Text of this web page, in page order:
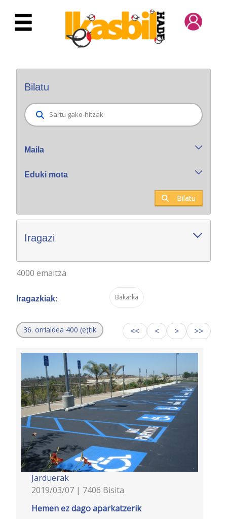
Eduki nagusira joan
Bilatu
Maila
Eduki mota
Bilatu
Iragazi
4000 emaitza
Iragazkiak: Bakarka
36. orrialdea 400 (e)tik << < > >>
Jarduerak
2019/03/07 | 7406 Bisita
Hemen ez dago aparkatzerik